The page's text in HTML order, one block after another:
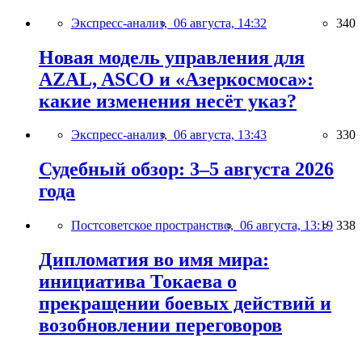
Экспресс-анализ, 06 августа, 14:32 340
Новая модель управления для
AZAL, ASCO и «Азеркосмоса»:
какие изменения несёт указ?
Экспресс-анализ, 06 августа, 13:43 330
Судебный обзор: 3–5 августа 2026
года
Постсоветское пространство, 06 августа, 13:19 338
Дипломатия во имя мира:
инициатива Токаева о
прекращении боевых действий и
возобновлении переговоров